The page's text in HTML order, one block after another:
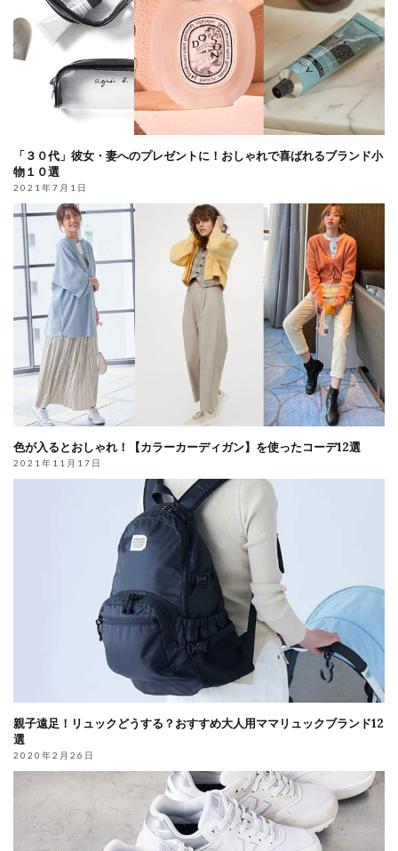
「３０代」彼女・妻へのプレゼントに！おしゃれで喜ばれるブランド小
物１０選
2021年7月1日
色が入るとおしゃれ！【カラーカーディガン】を使ったコーデ12選
2021年11月17日
親子遠足！リュックどうする？おすすめ大人用ママリュックブランド12
選
2020年2月26日